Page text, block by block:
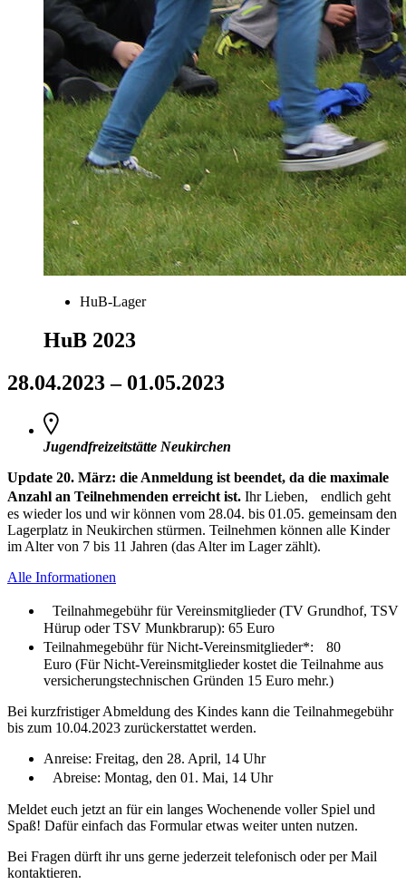
HuB-Lager
HuB 2023
28.04.2023– 01.05.2023
Jugendfreizeitstätte Neukirchen
Update 20. März: die Anmeldung ist beendet, da die maximale
Anzahl an Teilnehmenden erreicht ist. Ihr Lieben, endlich geht
es wieder los und wir können vom 28.04. bis 01.05. gemeinsam den
Lagerplatz in Neukirchen stürmen. Teilnehmen können alle Kinder
im Alter von 7 bis 11 Jahren (das Alter im Lager zählt).
Alle Informationen
Teilnahmegebühr für Vereinsmitglieder (TV Grundhof, TSV
Hürup oder TSV Munkbrarup): 65 Euro
Teilnahmegebühr für Nicht-Vereinsmitglieder*: 80
Euro (Für Nicht-Vereinsmitglieder kostet die Teilnahme aus
versicherungstechnischen Gründen 15 Euro mehr.)
Bei kurzfristiger Abmeldung des Kindes kann die Teilnahmegebühr
bis zum 10.04.2023 zurückerstattet werden.
Anreise: Freitag, den 28. April, 14 Uhr
Abreise: Montag, den 01. Mai, 14 Uhr
Meldet euch jetzt an für ein langes Wochenende voller Spiel und
Spaß! Dafür einfach das Formular etwas weiter unten nutzen.
Bei Fragen dürft ihr uns gerne jederzeit telefonisch oder per Mail
kontaktieren.